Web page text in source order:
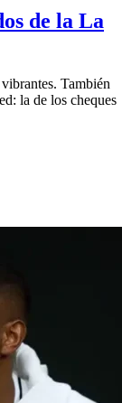
de la La
También
la de los cheques